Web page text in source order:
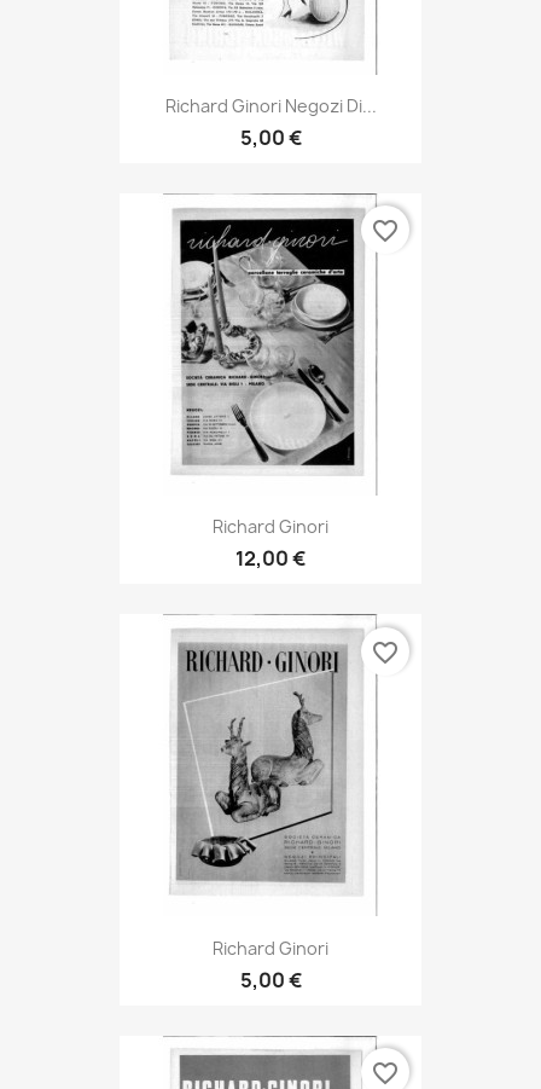
Richard Ginori Negozi Di...
5,00 €
Richard Ginori
12,00 €
favorite_border
Richard Ginori
5,00 €
favorite_border
favorite_border